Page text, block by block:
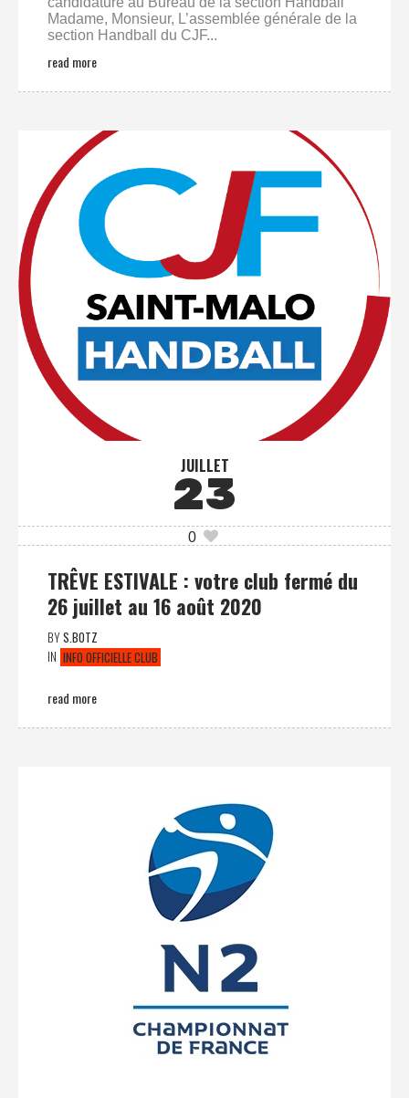
Madame, Monsieur, L’assemblée générale de la
section Handball du CJF...
read more
JUILLET
23
0
TRÊVE ESTIVALE : votre club fermé du
26 juillet au 16 août 2020
BYS.BOTZ
IN INFO OFFICIELLE CLUB
read more